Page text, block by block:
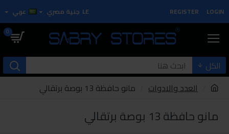
LOGIN
REGISTER
LE جنية مصري عربي
0
الكل
العدد والادوات
مانو حافظة 13 بوصة برتقالي
مانو حافظة 13 بوصة برتقالي